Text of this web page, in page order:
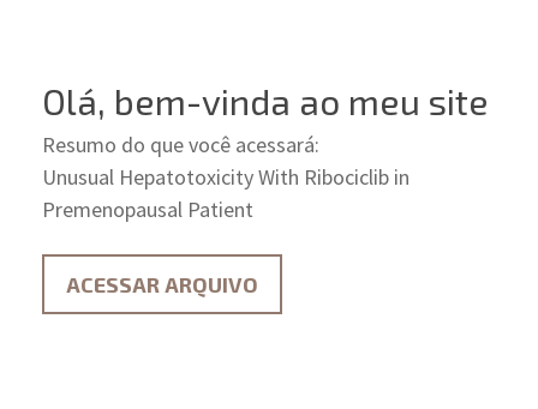
Olá, bem-vinda ao meu site
Resumo do que você acessará:
Unusual Hepatotoxicity With Ribociclib in
Premenopausal Patient
ACESSAR ARQUIVO